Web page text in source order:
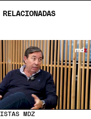
RELACIONADAS
MDZ